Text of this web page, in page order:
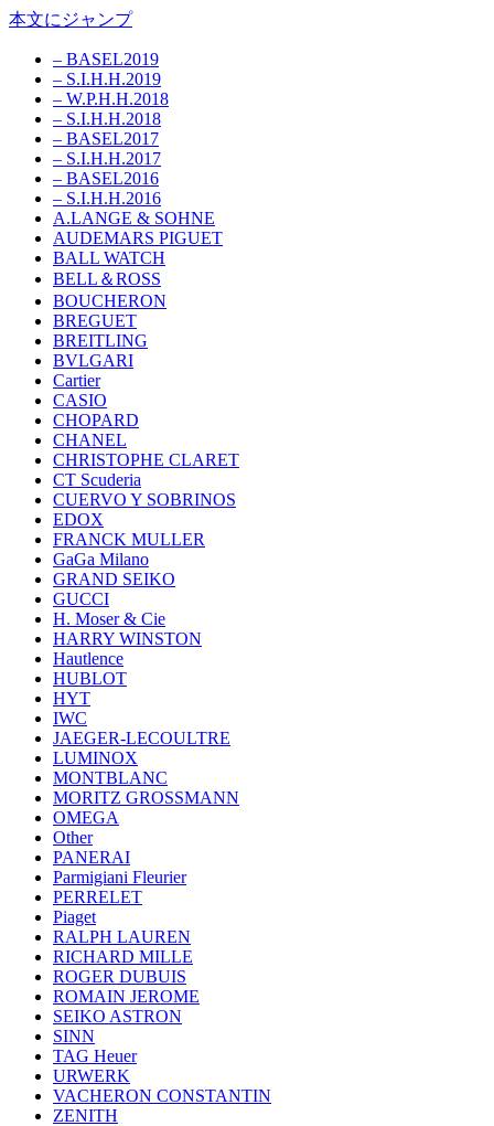
本文にジャンプ
– BASEL2019
– S.I.H.H.2019
– W.P.H.H.2018
– S.I.H.H.2018
– BASEL2017
– S.I.H.H.2017
– BASEL2016
– S.I.H.H.2016
A.LANGE & SOHNE
AUDEMARS PIGUET
BALL WATCH
BELL＆ROSS
BOUCHERON
BREGUET
BREITLING
BVLGARI
Cartier
CASIO
CHOPARD
CHANEL
CHRISTOPHE CLARET
CT Scuderia
CUERVO Y SOBRINOS
EDOX
FRANCK MULLER
GaGa Milano
GRAND SEIKO
GUCCI
H. Moser & Cie
HARRY WINSTON
Hautlence
HUBLOT
HYT
IWC
JAEGER-LECOULTRE
LUMINOX
MONTBLANC
MORITZ GROSSMANN
OMEGA
Other
PANERAI
Parmigiani Fleurier
PERRELET
Piaget
RALPH LAUREN
RICHARD MILLE
ROGER DUBUIS
ROMAIN JEROME
SEIKO ASTRON
SINN
TAG Heuer
URWERK
VACHERON CONSTANTIN
ZENITH